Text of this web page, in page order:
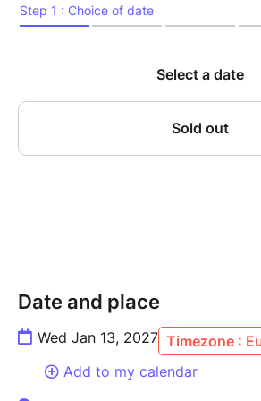
la concentration, l’écoute mutuelle
atteignent leur paroxysme. Sur
contrebassiste au phrasé d’une
en y infusant leurs racines créoles,
---------------
Date and place
Wed Jan 13, 2027 Timezone :
Add to my calendar